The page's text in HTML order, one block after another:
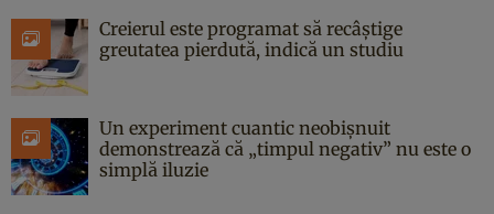
Creierul este programat să recâștige
greutatea pierdută, indică un studiu
Un experiment cuantic neobișnuit
demonstrează că „timpul negativ” nu este o
simplă iluzie